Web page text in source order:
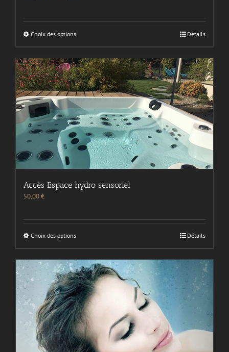
Choix des options Détails
Accès Espace hydro sensoriel
50,00€
Choix des options Détails